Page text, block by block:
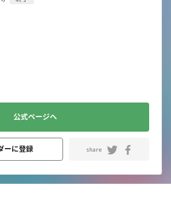
公式ページへ
ーに登録 share